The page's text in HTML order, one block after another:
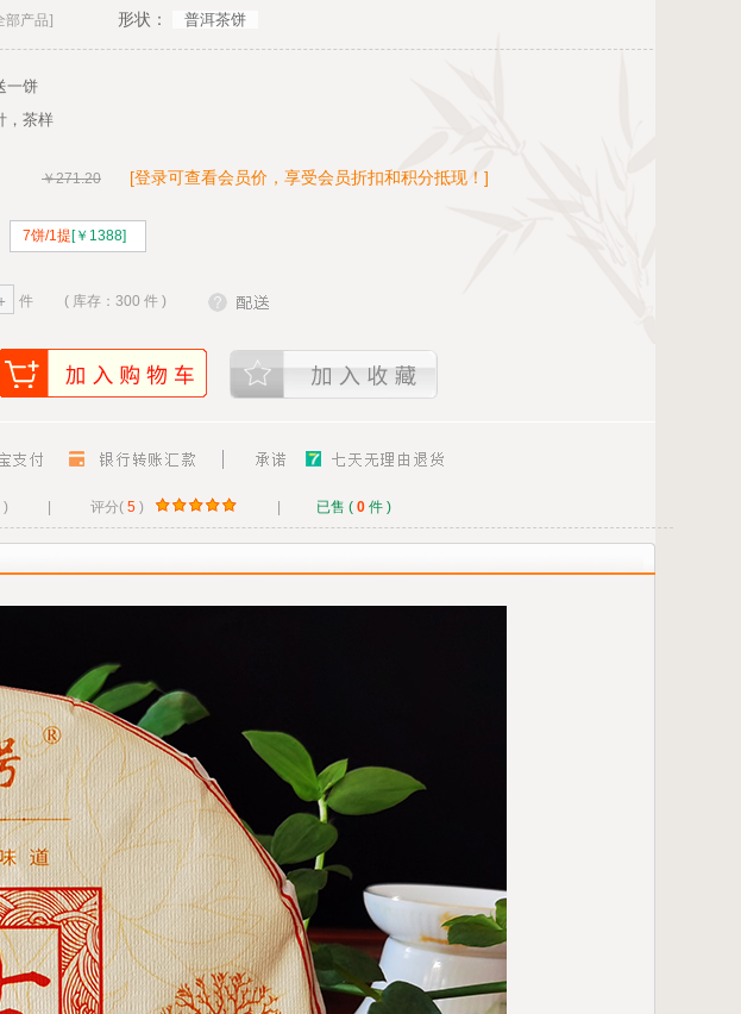
部产品] 形状： 普洱茶饼
一饼
，茶样
￥271.20 [登录可查看会员价，享受会员折扣和积分抵现！]
7饼/1提[￥1388]
件 ( 库存：300 件 )
) | 评分( 5 ) | 已售 ( 0 件 )